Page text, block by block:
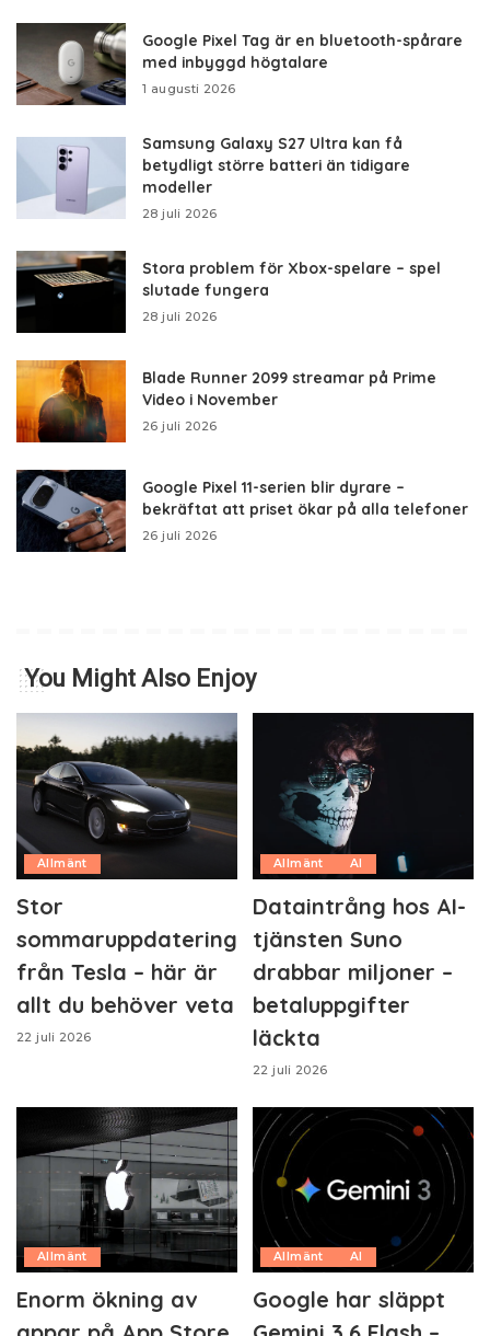
Google Pixel Tag är en bluetooth-spårare
med inbyggd högtalare
1 augusti 2026
Samsung Galaxy S27 Ultra kan få
betydligt större batteri än tidigare
modeller
28 juli 2026
Stora problem för Xbox-spelare – spel
slutade fungera
28 juli 2026
Blade Runner 2099 streamar på Prime
Video i November
26 juli 2026
Google Pixel 11-serien blir dyrare –
bekräftat att priset ökar på alla telefoner
26 juli 2026
You Might Also Enjoy
Allmänt
Stor
sommaruppdatering
från Tesla – här är
allt du behöver veta
22 juli 2026
Allmänt AI
Dataintrång hos AI-
tjänsten Suno
drabbar miljoner –
betaluppgifter
läckta
22 juli 2026
Allmänt
Enorm ökning av
Allmänt AI
Google har släppt